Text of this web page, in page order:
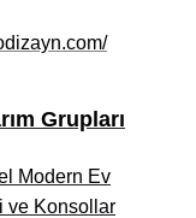
Grupları
Modern Ev
ve Konsollar